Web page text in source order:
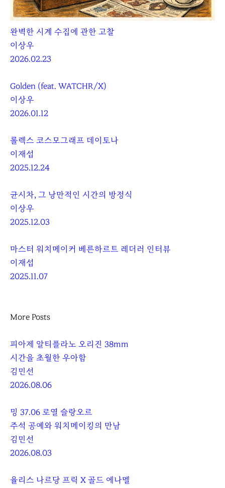
완벽한 시계 수집에 관한 고찰
이상우
2026.02.23
Golden (feat. WATCHR/X)
이상우
2026.01.12
롤렉스 코스모그래프 데이토나
이재섭
2025.12.24
균시차, 그 낭만적인 시간의 방정식
이상우
2025.12.03
마스터 워치메이커 베른하르트 레더러 인터뷰
이재섭
2025.11.07
More Posts
피아제 알티플라노 오리진 38mm
시간을 초월한 우아함
김민선
2026.08.06
밍 37.06 로열 슬랑오르
주석 공예와 워치메이킹의 만남
김민선
2026.08.03
율리스 나르당 프릭 X 골드 에나멜